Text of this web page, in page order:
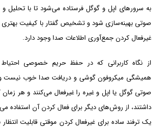
به سرورهای اپل و گوگل فرستاده می‌شود تا با تحلیل و
صوتی بهینه‌سازی شود و تشخیص گفتار با کیفیت بهتری
غیرفعال کردن جمع‌آوری اطلاعات صدا وجود دارد.
از نگاه کاربرانی که در حفظ حریم خصوصی
همیشگی میکروفون گوشی و دریافت صدا خوب نیست و
صوتی گوگل یا اپل و غیره را غیرفعال می‌کنند و هر زمان
داشتند، از روش‌های دیگر برای فعال کردن آن استفاده